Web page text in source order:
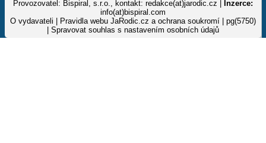
Provozovatel: Bispiral, s.r.o., kontakt: redakce(at)jarodic.cz |
Inzerce:
info(at)bispiral.com
O vydavateli
Pravidla webu JaRodic.cz a ochrana soukromí | pg(5750)
Spravovat souhlas s nastavením osobních údajů